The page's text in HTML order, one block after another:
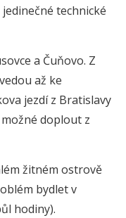
technické
a Čuňovo. Z
až ke
jezdí z Bratislavy
doplout z
žitném ostrově
bydlet v
hodiny).